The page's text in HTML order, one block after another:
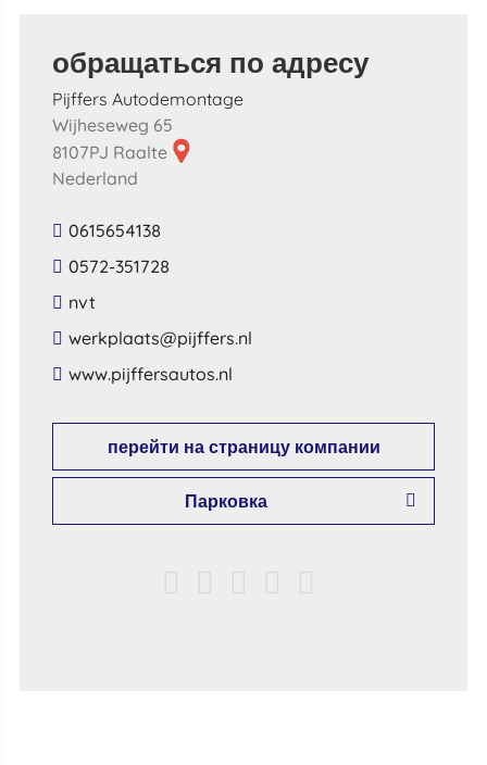
обращаться по адресу
Pijffers Autodemontage
Wijheseweg 65
8107PJ Raalte
Nederland
0615654138
0572-351728
nvt
​werkplaats​@​pijffers​.​nl​
​www​.​pijffersautos​.​nl​
перейти на страницу компании
Парковка